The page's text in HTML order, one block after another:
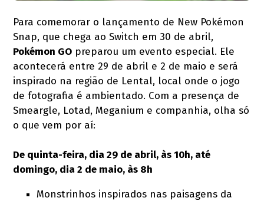
Para comemorar o lançamento de New Pokémon
Snap, que chega ao Switch em 30 de abril,
Pokémon GO preparou um evento especial. Ele
acontecerá entre 29 de abril e 2 de maio e será
inspirado na região de Lental, local onde o jogo
de fotografia é ambientado. Com a presença de
Smeargle, Lotad, Meganium e companhia, olha só
o que vem por aí:
De quinta-feira, dia 29 de abril, às 10h, até
domingo, dia 2 de maio, às 8h
Monstrinhos inspirados nas paisagens da